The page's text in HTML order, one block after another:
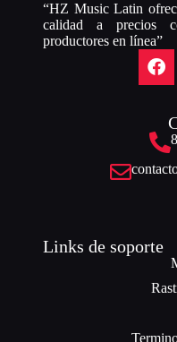
“HZ Music Latin
calidad a precios
productores en línea”
Links de soporte